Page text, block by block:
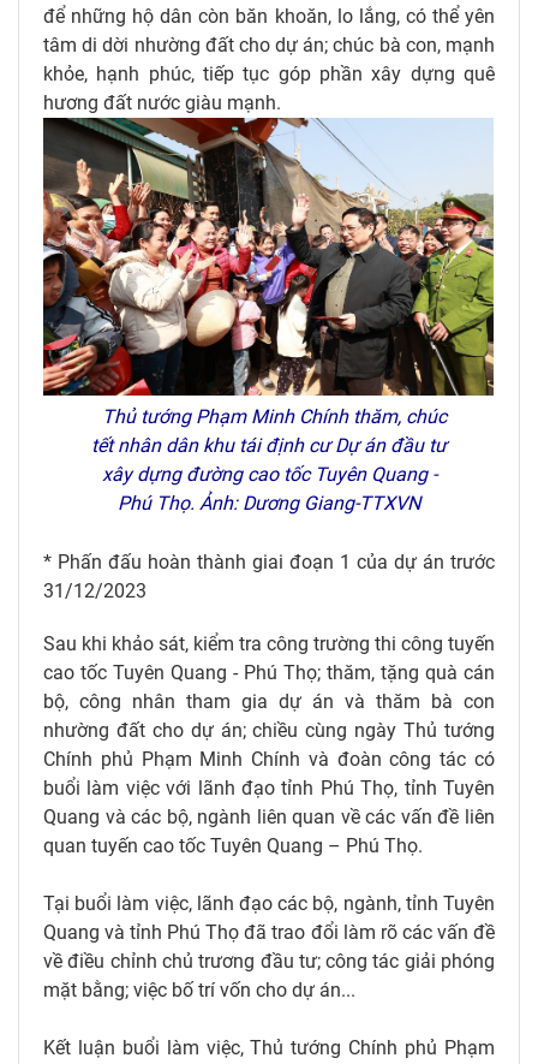
để những hộ dân còn băn khoăn, lo lắng, có thể yên
tâm di dời nhường đất cho dự án; chúc bà con, mạnh
khỏe, hạnh phúc, tiếp tục góp phần xây dựng quê
hương đất nước giàu mạnh.
Thủ tướng Phạm Minh Chính thăm, chúc
tết nhân dân khu tái định cư Dự án đầu tư
xây dựng đường cao tốc Tuyên Quang -
Phú Thọ. Ảnh: Dương Giang-TTXVN
* Phấn đấu hoàn thành giai đoạn 1 của dự án trước
31/12/2023
Sau khi khảo sát, kiểm tra công trường thi công tuyến
cao tốc Tuyên Quang - Phú Thọ; thăm, tặng quà cán
bộ, công nhân tham gia dự án và thăm bà con
nhường đất cho dự án; chiều cùng ngày Thủ tướng
Chính phủ Phạm Minh Chính và đoàn công tác có
buổi làm việc với lãnh đạo tỉnh Phú Thọ, tỉnh Tuyên
Quang và các bộ, ngành liên quan về các vấn đề liên
quan tuyến cao tốc Tuyên Quang – Phú Thọ.
Tại buổi làm việc, lãnh đạo các bộ, ngành, tỉnh Tuyên
Quang và tỉnh Phú Thọ đã trao đổi làm rõ các vấn đề
về điều chỉnh chủ trương đầu tư; công tác giải phóng
mặt bằng; việc bố trí vốn cho dự án...
Kết luận buổi làm việc, Thủ tướng Chính phủ Phạm